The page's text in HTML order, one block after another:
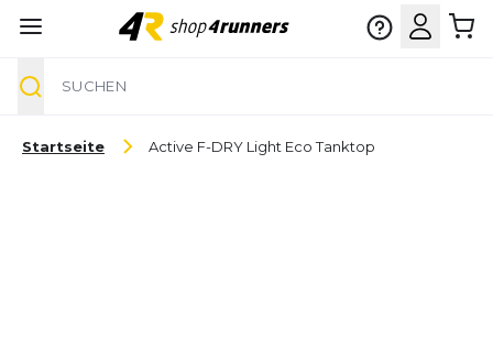
Startseite Active F-DRY Light Eco Tanktop